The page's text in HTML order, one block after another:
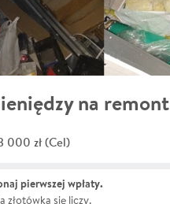
na remont
000 zł (Cel)
pierwszej wpłaty.
złotówka się liczy.